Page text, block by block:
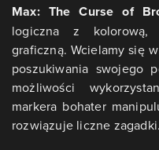
Max: The Curse of
logiczna z kolorową,
graficzną. Wcielamy się
poszukiwania swojego
możliwości
markera bohater
rozwiązuje liczne zagadki.